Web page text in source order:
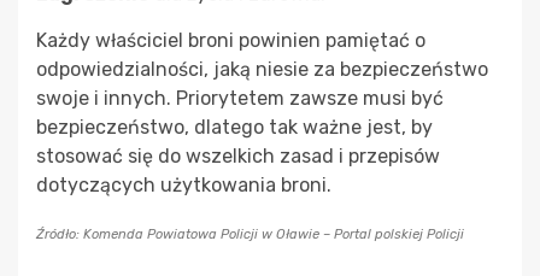
Każdy właściciel broni powinien pamiętać o
odpowiedzialności, jaką niesie za bezpieczeństwo
swoje i innych. Priorytetem zawsze musi być
bezpieczeństwo, dlatego tak ważne jest, by
stosować się do wszelkich zasad i przepisów
dotyczących użytkowania broni.
Źródło: Komenda Powiatowa Policji w Oławie – Portal polskiej Policji